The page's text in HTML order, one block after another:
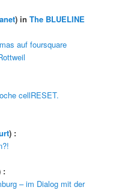
) inThe BLUELINE
auf foursquare
cellRESET.
) :
:
– im Dialog mit der